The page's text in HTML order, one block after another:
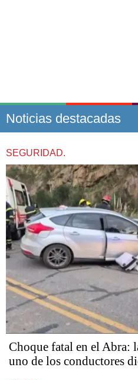
Noticias destacadas
SEGURIDAD.
Choque fatal en el Abra:
uno de los conductores